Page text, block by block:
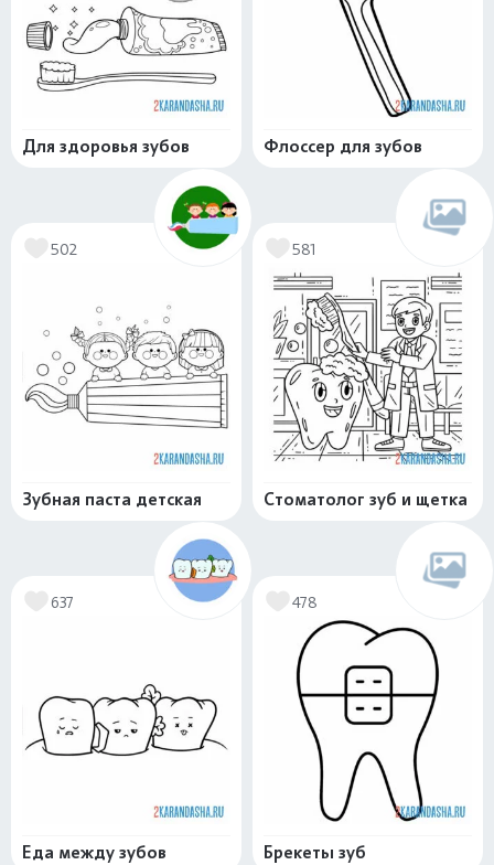
Для здоровья зубов Флоссер для зубов
502
Зубная паста детская
581
Стоматолог зуб и щетка
637
Еда между зубов
478
Брекеты зуб